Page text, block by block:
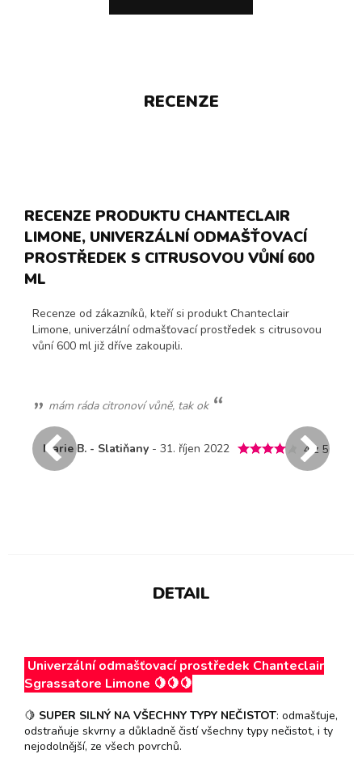
RECENZE
RECENZE PRODUKTU CHANTECLAIR
LIMONE, UNIVERZÁLNÍ ODMAŠŤOVACÍ
PROSTŘEDEK S CITRUSOVOU VŮNÍ 600
ML
Recenze od zákazníků, kteří si produkt Chanteclair
Limone, univerzální odmašťovací prostředek s citrusovou
vůní 600 ml již dříve zakoupili.
mám ráda citronoví vůně, tak ok
4 z 5
Marie B. - Slatiňany- 31. říjen 2022
DETAIL
Univerzální odmašťovací prostředek Chanteclair
Sgrassatore Limone 🍋🍋🍋
🍋 SUPER SILNÝ NA VŠECHNY TYPY NEČISTOT: odmašťuje,
odstraňuje skvrny a důkladně čistí všechny typy nečistot, i ty
nejodolnější, ze všech povrchů.